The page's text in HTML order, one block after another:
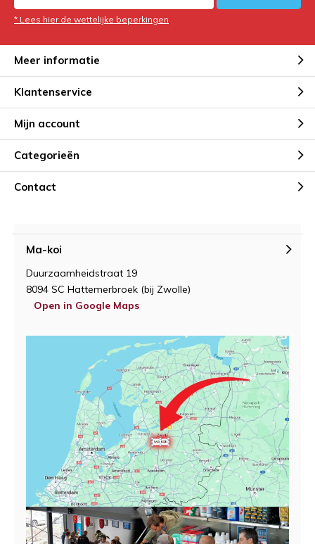
* Lees hier de wettelijke beperkingen
Meer informatie
Klantenservice
Mijn account
Categorieën
Contact
Ma-koi
Duurzaamheidstraat 19
8094 SC Hattemerbroek (bij Zwolle)
Open in Google Maps